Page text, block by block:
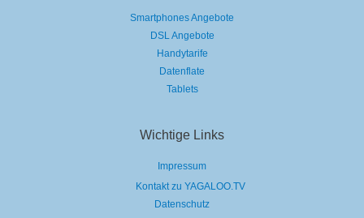
Smartphones Angebote
DSL Angebote
Handytarife
Datenflate
Tablets
Wichtige Links
Impressum
Kontakt zu YAGALOO.TV
Datenschutz